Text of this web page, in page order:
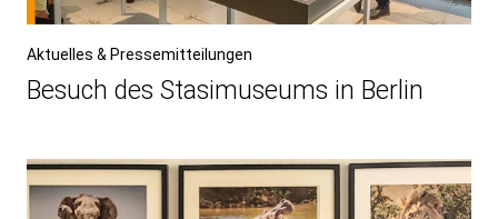
Aktuelles & Pressemitteilungen
Besuch des Stasimuseums in Berlin